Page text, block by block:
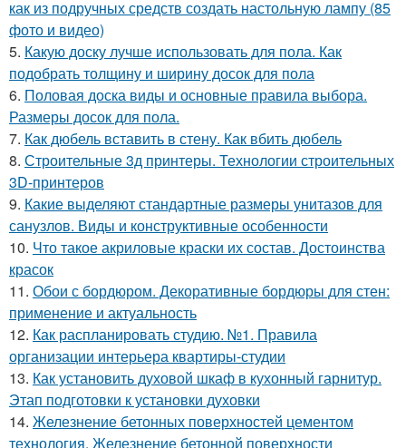
как из подручных средств создать настольную лампу (85
фото и видео)
5. Какую доску лучше использовать для пола. Как
подобрать толщину и ширину досок для пола
6. Половая доска виды и основные правила выбора.
Размеры досок для пола.
7. Как дюбель вставить в стену. Как вбить дюбель
8. Строительные 3д принтеры. Технологии строительных
3D-принтеров
9. Какие выделяют стандартные размеры унитазов для
санузлов. Виды и конструктивные особенности
10. Что такое акриловые краски их состав. Достоинства
красок
11. Обои с бордюром. Декоративные бордюры для стен:
применение и актуальность
12. Как распланировать студию. №1. Правила
организации интерьера квартиры-студии
13. Как установить духовой шкаф в кухонный гарнитур.
Этап подготовки к установки духовки
14. Железнение бетонных поверхностей цементом
технология. Железнение бетонной поверхности